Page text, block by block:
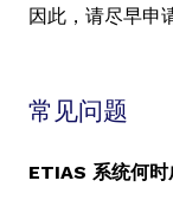
因此，请尽早申
常见问题
ETIAS 系统何时